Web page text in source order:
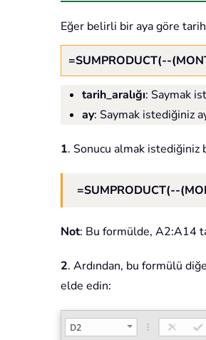
Eğer belirli bir aya göre
=SUMPRODUCT(--
tarih_aralığı: Saymak
ay: Saymak istediğiniz
1. Sonucu almak istediğiniz
=SUMPRODUCT(--
Not: Bu formülde, A2:A14
2. Ardından, bu formülü
elde edin: